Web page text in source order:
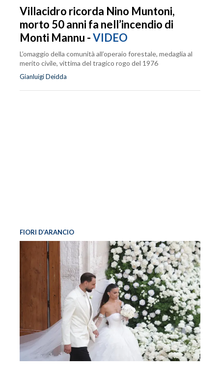
Villacidro ricorda Nino Muntoni,
morto 50 anni fa nell’incendio di
Monti Mannu -VIDEO
L’omaggio della comunità all’operaio forestale, medaglia al
merito civile, vittima del tragico rogo del 1976
Gianluigi Deidda
FIORI D’ARANCIO